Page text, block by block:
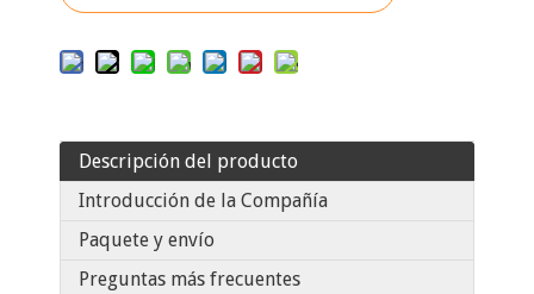
Descripción del producto
Introducción de la Compañía
Paquete y envío
Preguntas más frecuentes